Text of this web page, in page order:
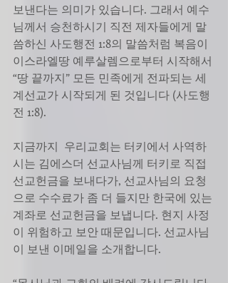
보낸다는 의미가 있습니다. 그래서 예수
님께서 승천하시기 직전 제자들에게 말
씀하신 사도행전 1:8의 말씀처럼 복음이
이스라엘땅 예루살렘으로부터 시작해서
“땅 끝까지” 모든 민족에게 전파되는 세
계선교가 시작되게 된 것입니다 (사도행
전 1:8).
지금까지  우리교회는 터키에서 사역하
시는 김에스더 선교사님께 터키로 직접
선교헌금을 보내다가, 선교사님의 요청
으로 수수료가 좀 더 들지만 한국에 있는
계좌로 선교헌금을 보냅니다. 현지 사정
이 위험하고 보안 때문입니다. 선교사님
이 보낸 이메일을 소개합니다.